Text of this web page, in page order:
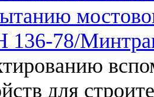
78/
для